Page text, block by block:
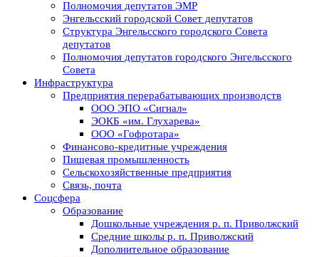
Полномочия депутатов ЭМР
Энгельсский городской Совет депутатов
Структура Энгельсского городского Совета
депутатов
Полномочия депутатов городского Энгельсского
Совета
Инфраструктура
Предприятия перерабатывающих производств
ООО ЭПО «Сигнал»
ЭОКБ «им. Глухарева»
ООО «Гофротара»
Финансово-кредитные учреждения
Пищевая промышленность
Сельскохозяйственные предприятия
Связь, почта
Соцсфера
Образование
Дошкольные учреждения р. п. Приволжский
Средние школы р. п. Приволжский
Дополнительное образование